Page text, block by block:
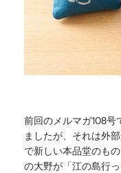
前回のメルマガ108号
ましたが、 それは外
で新しい本品堂のも
の大野が「江の島行